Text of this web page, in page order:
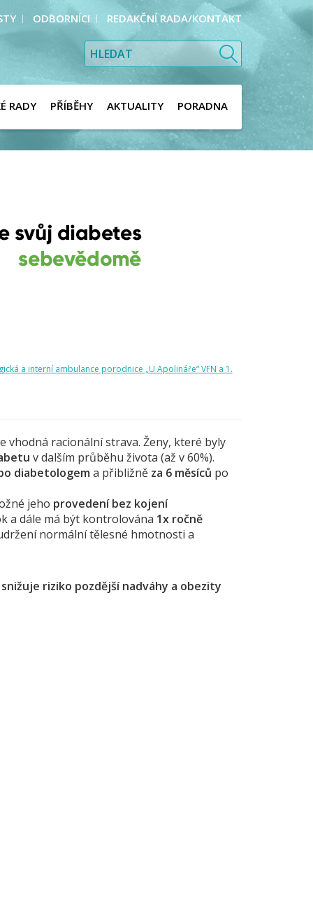
ODBORNÍCI REDAKČNÍ RADA/KONTAKT
RADY PŘÍBĚHY AKTUALITY PORADNA
a interní ambulance porodnice „U Apolináře“ VFN a 1.
vhodná racionální strava. Ženy, které byly
v dalším průběhu života (až v 60%).
diabetologem a přibližně za 6 měsíců po
jeho provedení bez kojení
a dále má být kontrolována 1x ročně
normální tělesné hmotnosti a
nižuje riziko pozdější nadváhy a obezity